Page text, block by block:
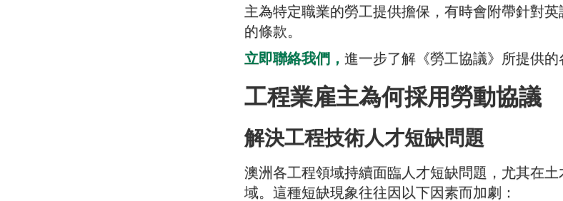
主為特定職業的勞工提供擔保，有時會附帶針對
的條款。
立即聯絡我們， 進一步了解《勞工協議》所提供的
工程業雇主為何採用勞動協議
解決工程技術人才短缺問題
澳洲各工程領域持續面臨人才短缺問題，尤其在
域。這種短缺現象往往因以下因素而加劇：